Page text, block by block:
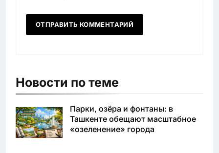
Новости по теме
Парки, озёра и фонтаны: в
Ташкенте обещают масштабное
«озеленение» города